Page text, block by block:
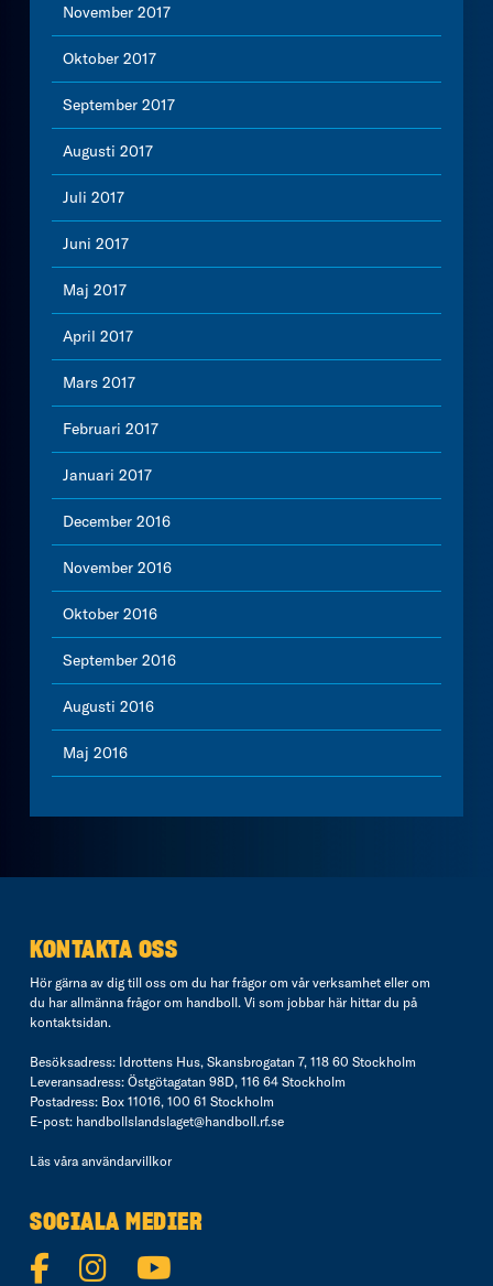
November 2017
Oktober 2017
September 2017
Augusti 2017
Juli 2017
Juni 2017
Maj 2017
April 2017
Mars 2017
Februari 2017
Januari 2017
December 2016
November 2016
Oktober 2016
September 2016
Augusti 2016
Maj 2016
KONTAKTA OSS
Hör gärna av dig till oss om du har frågor om vår verksamhet eller om
du har allmänna frågor om handboll. Vi som jobbar här hittar du på
kontaktsidan.
Besöksadress: Idrottens Hus, Skansbrogatan 7, 118 60 Stockholm
Leveransadress: Östgötagatan 98D, 116 64 Stockholm
Postadress: Box 11016, 100 61 Stockholm
E-post: handbollslandslaget@handboll.rf.se
Läs våra användarvillkor
SOCIALA MEDIER